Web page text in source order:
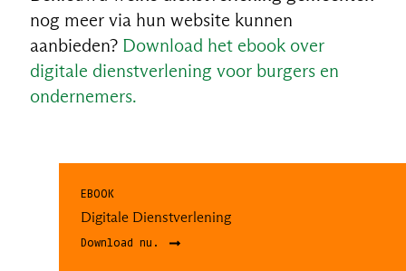
nog meer via hun website kunnen
aanbieden? Download het ebook over
digitale dienstverlening voor burgers en
ondernemers.
EBOOK
Digitale Dienstverlening
Download nu.